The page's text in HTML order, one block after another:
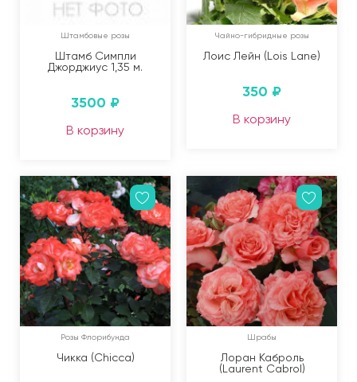
Штамбовые розы
Штамб Симпли
Джорджиус 1,35 м.
3500 ₽
В корзину
Чайно-гибридные розы
Лоис Лейн (Lois Lane)
350 ₽
В корзину
Розы Флорибунда
Чикка (Chicca)
Шрабы
Лоран Каброль
(Laurent Cabrol)